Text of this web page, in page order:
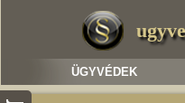
ÜGYVÉDEK